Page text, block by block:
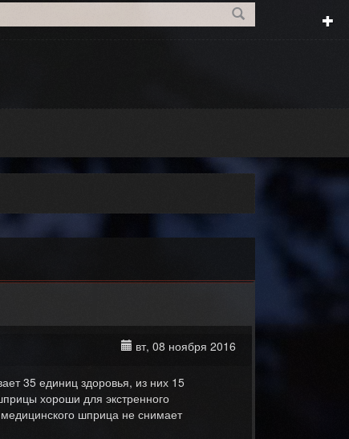
вт, 08 ноября 2016
35 единиц здоровья, из них 15
хороши для экстренного
шприца не снимает